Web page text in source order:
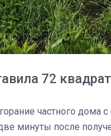
72
частного дома
минуты после